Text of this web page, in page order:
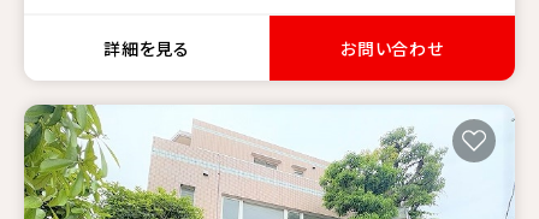
詳細を見る お問い合わせ